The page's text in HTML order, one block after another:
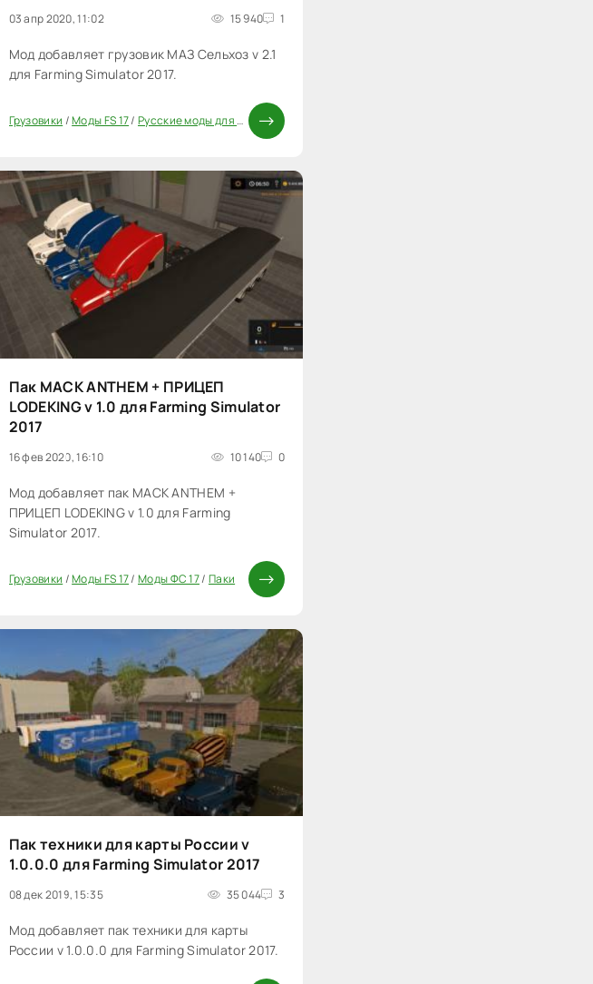
03 апр 2020, 11:02 15 940 1
Мод добавляет грузовик МАЗ Сельхоз v 2.1
для Farming Simulator 2017.
Грузовики /Моды FS 17/Русские моды для FS 17 /Моды ФС 17
Пак MACK ANTHEM + ПРИЦЕП
LODEKING v 1.0 для Farming Simulator
2017
16 фев 2020, 16:10 10 140 0
Мод добавляет пак MACK ANTHEM +
ПРИЦЕП LODEKING v 1.0 для Farming
Simulator 2017.
Грузовики /Моды FS 17/Моды ФС 17/ Паки
Пак техники для карты России v
1.0.0.0 для Farming Simulator 2017
08 дек 2019, 15:35 35 044 3
Мод добавляет пак техники для карты
России v 1.0.0.0 для Farming Simulator 2017.